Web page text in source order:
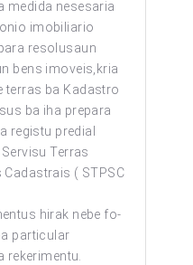
medida nesesaria
imobiliario
resolusaun
bens imoveis,kria
terras ba Kadastro
ba iha prepara
registu predial
Terras
( STPSC
hirak nebe fo-
particular